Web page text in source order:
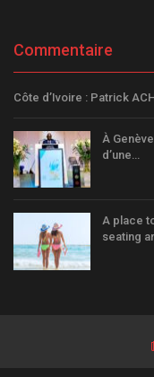
Commentaire
Côte d’Ivoire : Patrick
À
d’une…
A place
seating